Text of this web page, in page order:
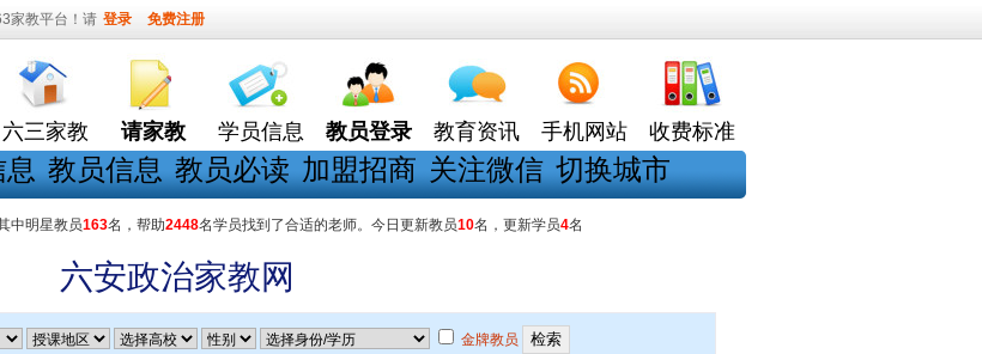
家教平台！请 登录 免费注册
六三家教 请家教 学员信息 教员登录 教育资讯 手机网站 收费标准
教员信息 教员必读 加盟招商 关注微信 切换城市
中明星教员163名，帮助2448名学员找到了合适的老师。今日更新教员10名，更新学员4名
六安政治家教网
金牌教员